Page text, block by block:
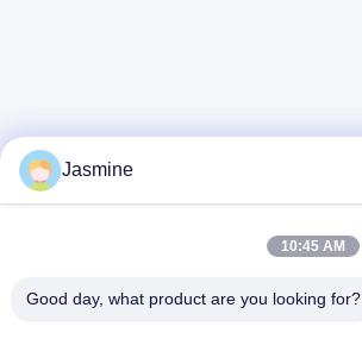
Jasmine
10:45 AM
Good day, what product are you looking for?